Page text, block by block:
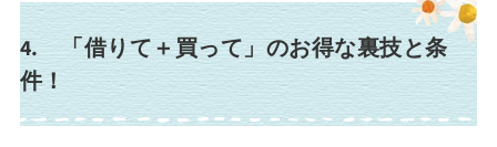
4. 「借りて＋買って」のお得な裏技と条
件！